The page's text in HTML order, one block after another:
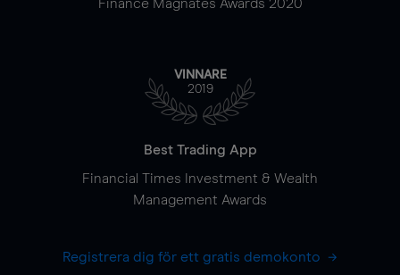
Finance Magnates Awards 2020
VINNARE
2019
Best Trading App
Financial Times Investment & Wealth
Management Awards
Registrera dig för ett gratis demokonto